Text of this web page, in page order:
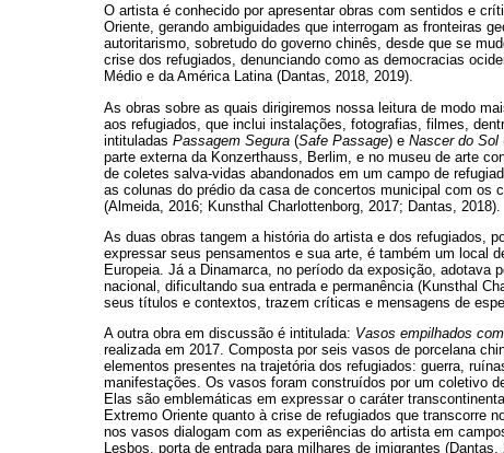
O artista é conhecido por apresentar obras com sentidos e
Oriente, gerando ambiguidades que interrogam as fronteiras
autoritarismo, sobretudo do governo chinês, desde que se
crise dos refugiados, denunciando como as democracias
Médio e da América Latina (Dantas, 2018, 2019).
As obras sobre as quais dirigiremos nossa leitura de modo
aos refugiados, que inclui instalações, fotografias, filmes,
intituladas Passagem Segura (Safe Passage) e Nascer do Sol
parte externa da Konzerthauss, Berlim, e no museu de arte
de coletes salva-vidas abandonados em um campo de
as colunas do prédio da casa de concertos municipal com os
(Almeida, 2016; Kunsthal Charlottenborg, 2017; Dantas, 2018).
As duas obras tangem a história do artista e dos refugiados,
expressar seus pensamentos e sua arte, é também um local
Europeia. Já a Dinamarca, no período da exposição,
nacional, dificultando sua entrada e permanência (Kunsthal
seus títulos e contextos, trazem críticas e mensagens de
A outra obra em discussão é intitulada: Vasos empilhados
realizada em 2017. Composta por seis vasos de porcelana
elementos presentes na trajetória dos refugiados: guerra,
manifestações. Os vasos foram construídos por um coletivo
Elas são emblemáticas em expressar o caráter
Extremo Oriente quanto à crise de refugiados que transcorre
nos vasos dialogam com as experiências do artista em
Lesbos, porta de entrada para milhares de imigrantes